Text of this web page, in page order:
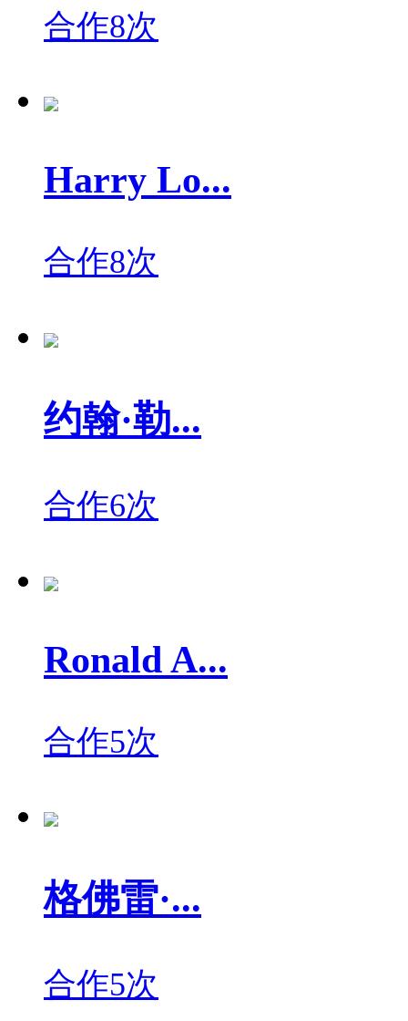
合作8次
Harry Lo...
合作8次
约翰·勒...
合作6次
Ronald A...
合作5次
格佛雷·...
合作5次